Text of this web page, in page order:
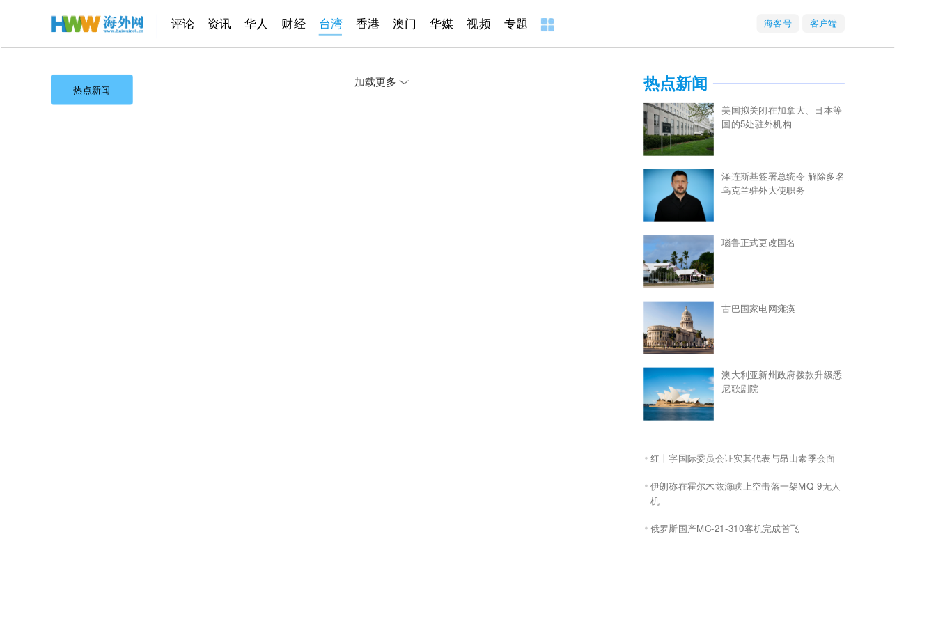
评论 资讯 华人 财经 台湾 香港 澳门 华媒 视频 专题 海客号 客户端
热点新闻
加载更多 热点新闻
美国拟关闭在加拿大、日本等
国的5处驻外机构
泽连斯基签署总统令 解除多名
乌克兰驻外大使职务
瑙鲁正式更改国名
古巴国家电网瘫痪
澳大利亚新州政府拨款升级悉
尼歌剧院
红十字国际委员会证实其代表与昂山素季会面
伊朗称在霍尔木兹海峡上空击落一架MQ-9无人
机
俄罗斯国产MC-21-310客机完成首飞